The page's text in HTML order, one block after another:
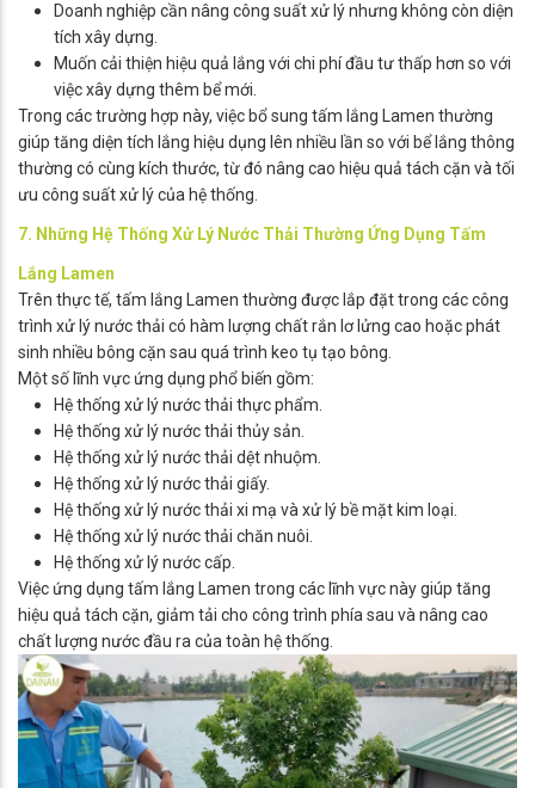
Doanh nghiệp cần nâng công suất xử lý nhưng không còn diện
tích xây dựng.
Muốn cải thiện hiệu quả lắng với chi phí đầu tư thấp hơn so với
việc xây dựng thêm bể mới.
Trong các trường hợp này, việc bổ sung tấm lắng Lamen thường
giúp tăng diện tích lắng hiệu dụng lên nhiều lần so với bể lắng thông
thường có cùng kích thước, từ đó nâng cao hiệu quả tách cặn và tối
ưu công suất xử lý của hệ thống.
7. Những Hệ Thống Xử Lý Nước Thải Thường Ứng Dụng Tấm
Lắng Lamen
Trên thực tế, tấm lắng Lamen thường được lắp đặt trong các công
trình xử lý nước thải có hàm lượng chất rắn lơ lửng cao hoặc phát
sinh nhiều bông cặn sau quá trình keo tụ tạo bông.
Một số lĩnh vực ứng dụng phổ biến gồm:
Hệ thống xử lý nước thải thực phẩm.
Hệ thống xử lý nước thải thủy sản.
Hệ thống xử lý nước thải dệt nhuộm.
Hệ thống xử lý nước thải giấy.
Hệ thống xử lý nước thải xi mạ và xử lý bề mặt kim loại.
Hệ thống xử lý nước thải chăn nuôi.
Hệ thống xử lý nước cấp.
Việc ứng dụng tấm lắng Lamen trong các lĩnh vực này giúp tăng
hiệu quả tách cặn, giảm tải cho công trình phía sau và nâng cao
chất lượng nước đầu ra của toàn hệ thống.